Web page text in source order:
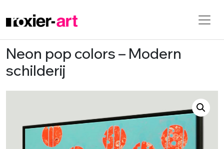
Skip to main content
Neon pop colors – Modern
schilderij